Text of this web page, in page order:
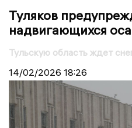
Туляков
надвигающихся
Тульскую область ждет
14/02/2026 18:26